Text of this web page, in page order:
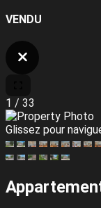
VENDU
1 / 33
Glissez pour